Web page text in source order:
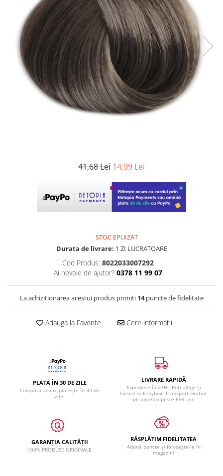
41,68 Lei 14,99 Lei
STOC EPUIZAT
Durata de livrare: 1 ZI LUCRATOARE
Cod Produs: 8022033007292
Ai nevoie de ajutor? 0378 11 99 07
La achizitionarea acestui produs primiti 14puncte de fidelitate
Adauga la Favorite Cere informatii
PLATA ÎN 30 DE ZILE
Cumpără acum, plătește în 30 de
zile.
LIVRARE RAPIDĂ
Expediere în 24H - Poți alege și
livrare in Easybox. Transport Gratuit
pt comenzi peste 699 Lei.
GARANȚIA CALITĂȚII
100% PRODUSE ORIGINALE
RĂSPLĂTIM FIDELITATEA
Adună puncte și folosește-le în
magazin!